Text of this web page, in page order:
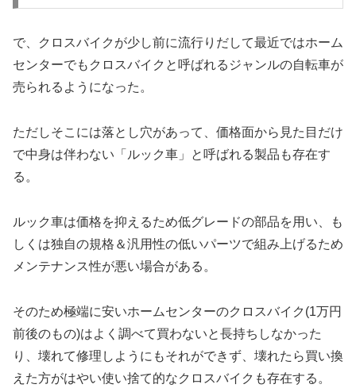
で、クロスバイクが少し前に流行りだして最近ではホーム
センターでもクロスバイクと呼ばれるジャンルの自転車が
売られるようになった。
ただしそこには落とし穴があって、価格面から見た目だけ
で中身は伴わない「ルック車」と呼ばれる製品も存在す
る。
ルック車は価格を抑えるため低グレードの部品を用い、も
しくは独自の規格＆汎用性の低いパーツで組み上げるため
メンテナンス性が悪い場合がある。
そのため極端に安いホームセンターのクロスバイク(1万円
前後のもの)はよく調べて買わないと長持ちしなかった
り、壊れて修理しようにもそれができず、壊れたら買い換
えた方がはやい使い捨て的なクロスバイクも存在する。